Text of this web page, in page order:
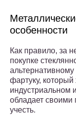
особенности
Как правило, за
покупке
фартуку,
индустриальном
обладает
учесть.